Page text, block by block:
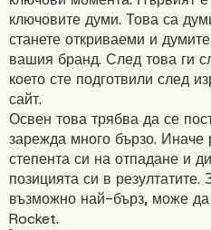
SEO
ключовите думи. Това са
станете откриваеми и
вашия бранд. След това ги
което сте подготвили след
сайт.
Освен това трябва да се
зарежда много бързо. Иначе
степента си на отпадане и
позицията си в
възможно най-бърз, може да
Rocket.